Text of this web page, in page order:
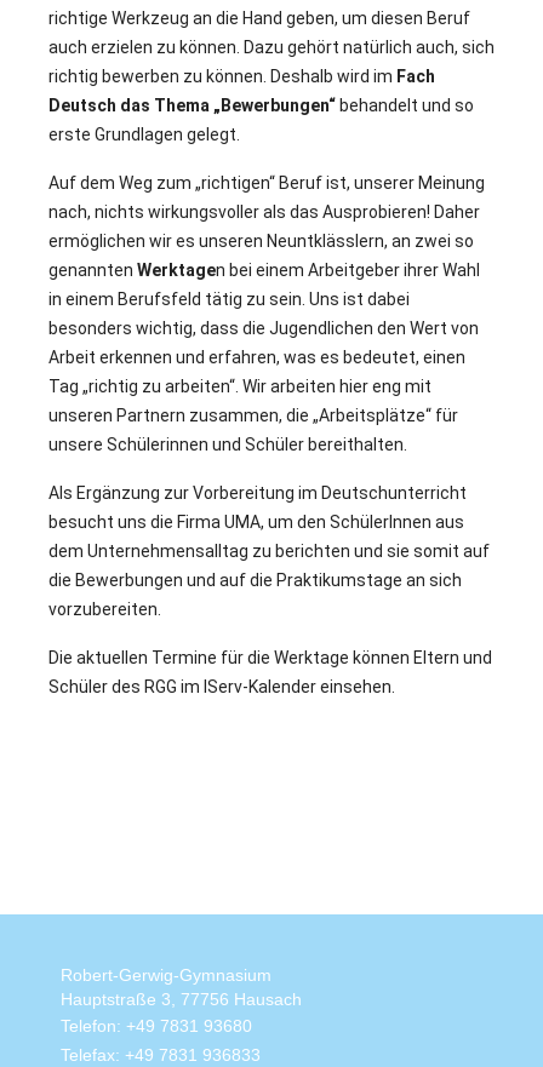
richtige Werkzeug an die Hand geben, um diesen Beruf
auch erzielen zu können. Dazu gehört natürlich auch, sich
richtig bewerben zu können. Deshalb wird im Fach
Deutsch das Thema „Bewerbungen“ behandelt und so
erste Grundlagen gelegt.
Auf dem Weg zum „richtigen“ Beruf ist, unserer Meinung
nach, nichts wirkungsvoller als das Ausprobieren! Daher
ermöglichen wir es unseren Neuntklässlern, an zwei so
genannten Werktagen bei einem Arbeitgeber ihrer Wahl
in einem Berufsfeld tätig zu sein. Uns ist dabei
besonders wichtig, dass die Jugendlichen den Wert von
Arbeit erkennen und erfahren, was es bedeutet, einen
Tag „richtig zu arbeiten“. Wir arbeiten hier eng mit
unseren Partnern zusammen, die „Arbeitsplätze“ für
unsere Schülerinnen und Schüler bereithalten.
Als Ergänzung zur Vorbereitung im Deutschunterricht
besucht uns die Firma UMA, um den SchülerInnen aus
dem Unternehmensalltag zu berichten und sie somit auf
die Bewerbungen und auf die Praktikumstage an sich
vorzubereiten.
Die aktuellen Termine für die Werktage können Eltern und
Schüler des RGG im IServ-Kalender einsehen.
Robert-Gerwig-Gymnasium
Hauptstraße 3, 77756 Hausach
Telefon: +49 7831 93680
Telefax: +49 7831 936833